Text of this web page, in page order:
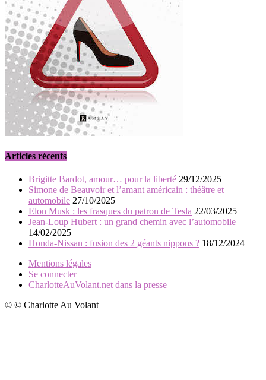
Articles récents
Brigitte Bardot, amour… pour la liberté 29/12/2025
Simone de Beauvoir et l’amant américain : théâtre et
automobile 27/10/2025
Elon Musk : les frasques du patron de Tesla 22/03/2025
Jean-Loup Hubert : un grand chemin avec l’automobile
14/02/2025
Honda-Nissan : fusion des 2 géants nippons ? 18/12/2024
Mentions légales
Se connecter
CharlotteAuVolant.net dans la presse
© © Charlotte Au Volant